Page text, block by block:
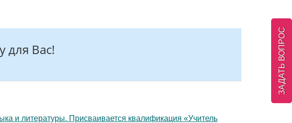
для Вас!
и литературы. Присваивается квалификация «Учитель
ЗАДАТЬ ВОПРОС